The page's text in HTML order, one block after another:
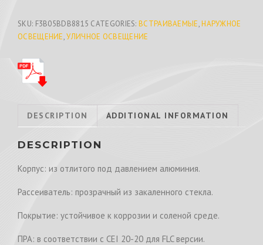
SKU: F3B05BDB8815 CATEGORIES:ВСТРАИВАЕМЫЕ,НАРУЖНОЕ
ОСВЕЩЕНИЕ,УЛИЧНОЕ ОСВЕЩЕНИЕ
DESCRIPTION ADDITIONAL INFORMATION
DESCRIPTION
Корпус: из отлитого под давлением алюминия.
Рассеиватель: прозрачный из закаленного стекла.
Покрытие: устойчивое к коррозии и соленой среде.
ПРА: в соответствии с CEI 20-20 для FLC версии.